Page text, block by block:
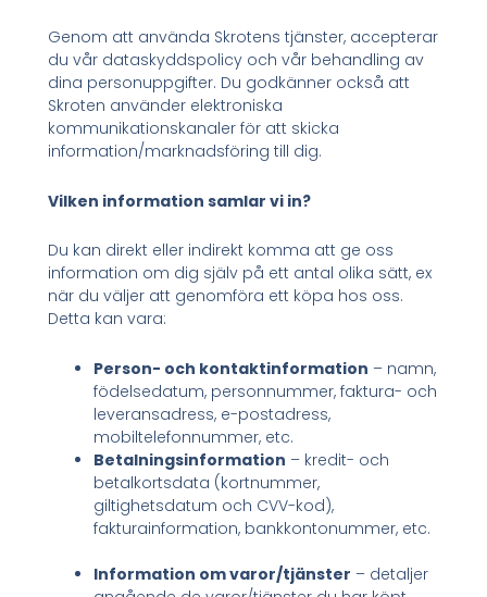
Genom att använda Skrotens tjänster, accepterar
du vår dataskyddspolicy och vår behandling av
dina personuppgifter. Du godkänner också att
Skroten använder elektroniska
kommunikationskanaler för att skicka
information/marknadsföring till dig.
Vilken information samlar vi in?
Du kan direkt eller indirekt komma att ge oss
information om dig själv på ett antal olika sätt, ex
när du väljer att genomföra ett köpa hos oss.
Detta kan vara:
Person- och kontaktinformation – namn,
födelsedatum, personnummer, faktura- och
leveransadress, e-postadress,
mobiltelefonnummer, etc.
Betalningsinformation – kredit- och
betalkortsdata (kortnummer,
giltighetsdatum och CVV-kod),
fakturainformation, bankkontonummer, etc.
Information om varor/tjänster – detaljer